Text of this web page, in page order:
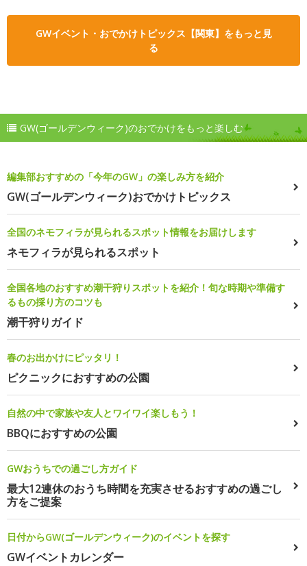
GWイベント・おでかけトピックス【関東】をもっと見
る
GW(ゴールデンウィーク)のおでかけをもっと楽しむ
編集部おすすめの「今年のGW」の楽しみ方を紹介
GW(ゴールデンウィーク)おでかけトピックス
全国のネモフィラが見られるスポット情報をお届けします
ネモフィラが見られるスポット
全国各地のおすすめ潮干狩りスポットを紹介！旬な時期や準備す
るもの採り方のコツも
潮干狩りガイド
春のお出かけにピッタリ！
ピクニックにおすすめの公園
自然の中で家族や友人とワイワイ楽しもう！
BBQにおすすめの公園
GWおうちでの過ごし方ガイド
最大12連休のおうち時間を充実させるおすすめの過ごし
方をご提案
日付からGW(ゴールデンウィーク)のイベントを探す
GWイベントカレンダー